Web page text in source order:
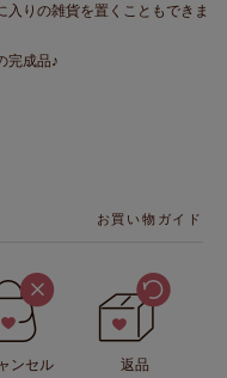
りの雑貨を置くこともできま
完成品♪
お買い物ガイド
ンセル 返品